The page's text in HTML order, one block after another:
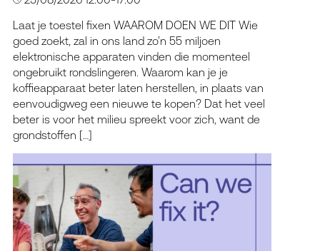
Laat je toestel fixen WAAROM DOEN WE DIT Wie
goed zoekt, zal in ons land zo’n 55 miljoen
elektronische apparaten vinden die momenteel
ongebruikt rondslingeren. Waarom kan je je
koffieapparaat beter laten herstellen, in plaats van
eenvoudigweg een nieuwe te kopen? Dat het veel
beter is voor het milieu spreekt voor zich, want de
grondstoffen […]